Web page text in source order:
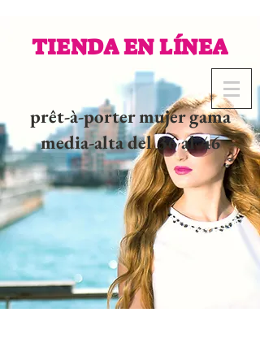
TIENDA EN LÍNEA
prêt-à-porter mujer gama
media-alta del 36 al 46